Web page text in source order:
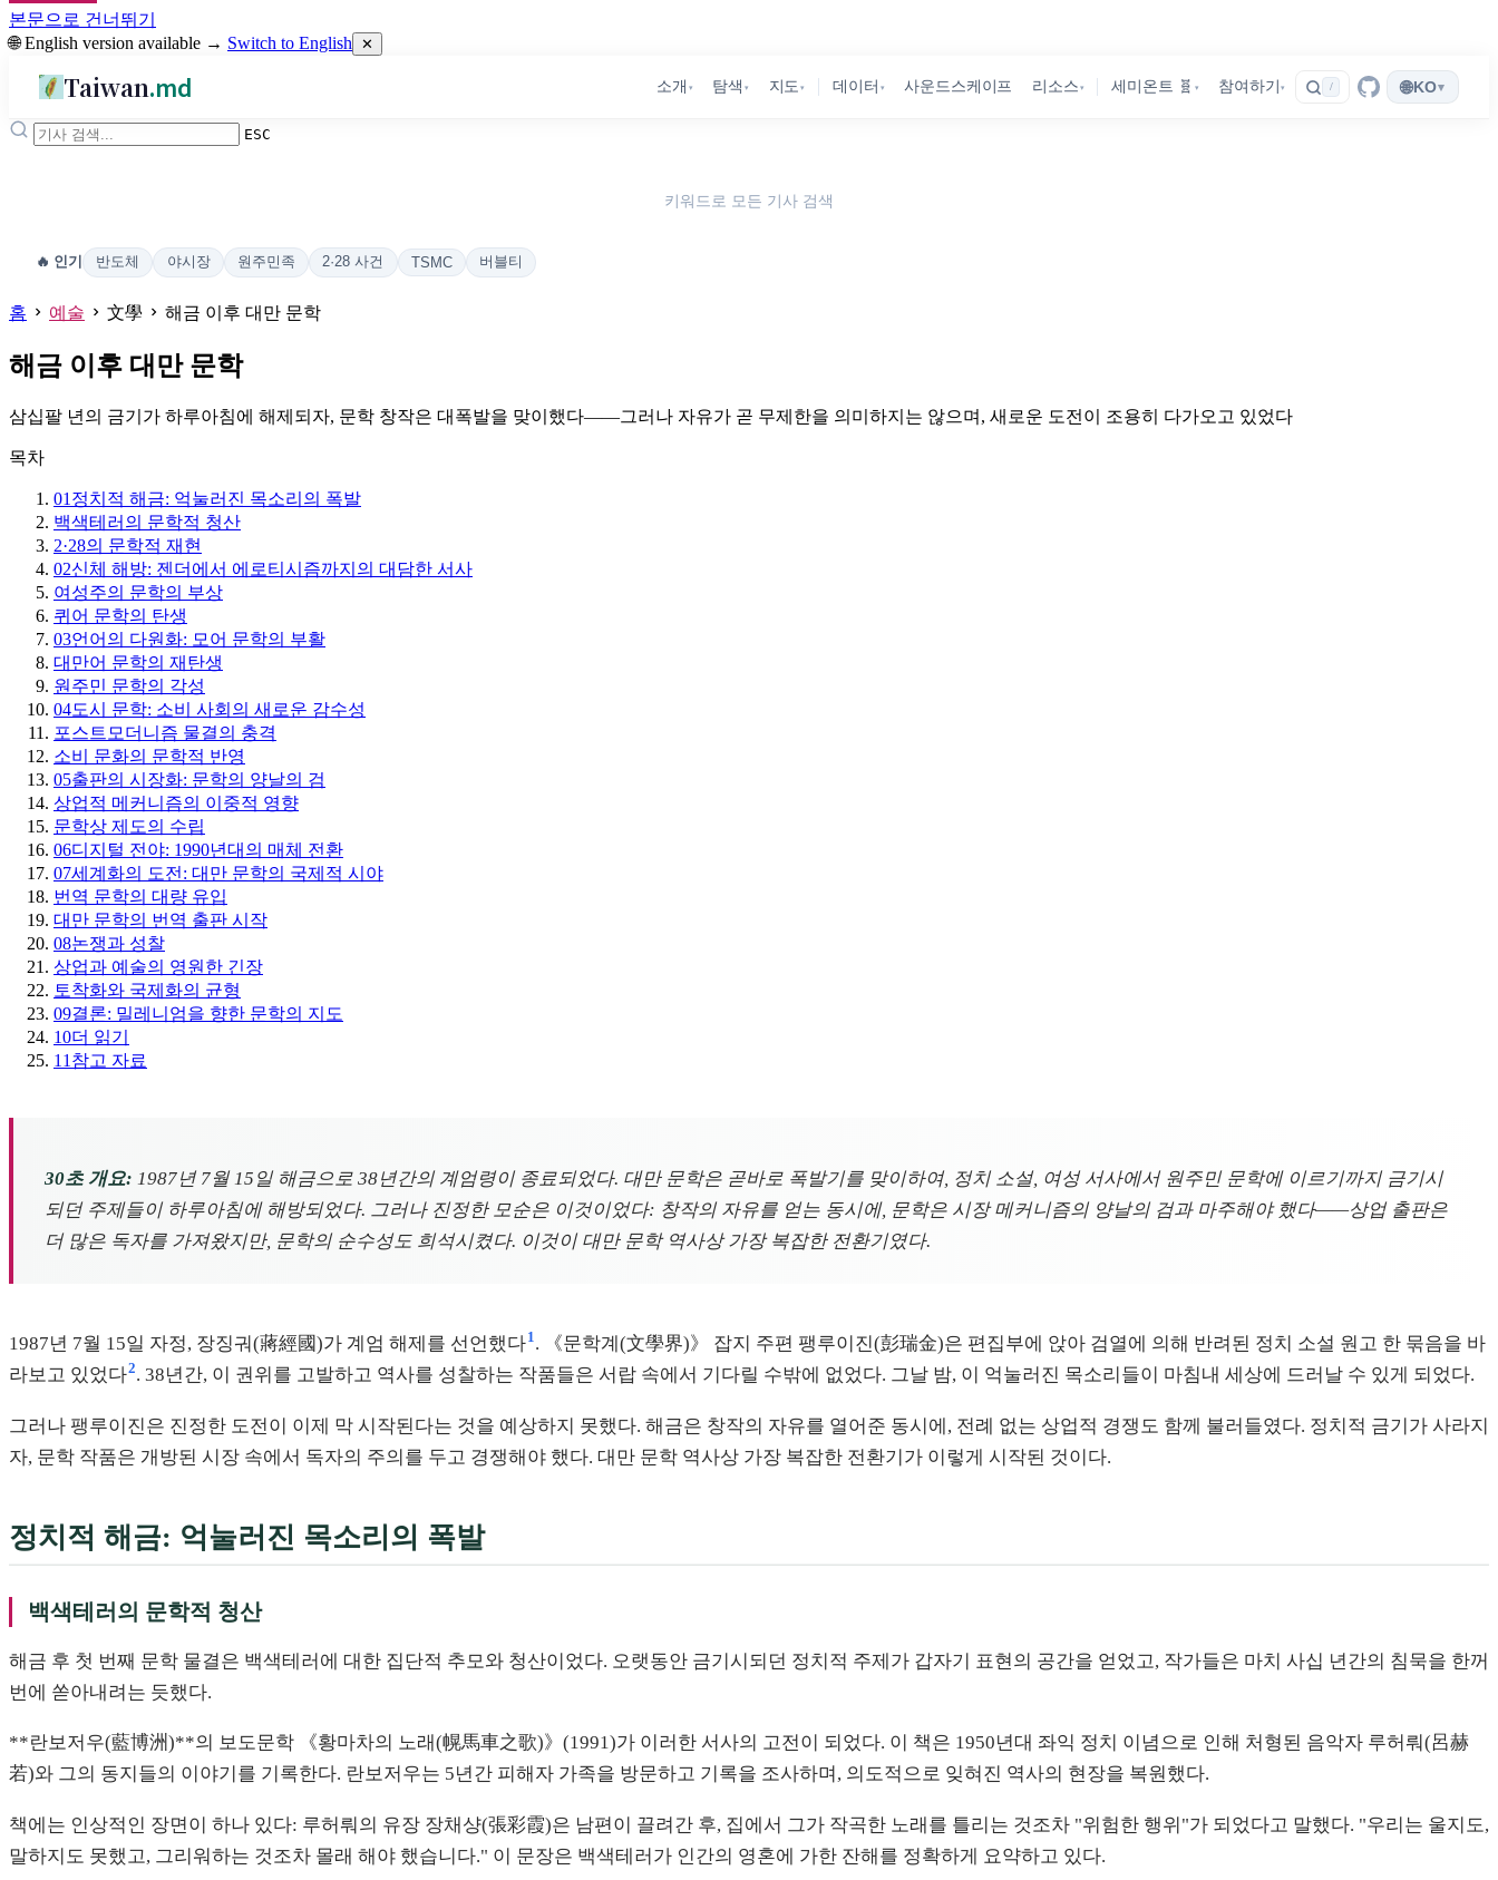
본문으로 건너뛰기
🌐 English version available → Switch to English ✕
Taiwan.md 소개 ▾ 탐색 ▾ 지도 ▾ 데이터 ▾ 사운드스케이프 리소스 ▾ 세미온트 🧬 ▾ 참여하기 ▾ / 🌐KO▾
ESC
키워드로 모든 기사 검색
🔥 인기 반도체 야시장 원주민족 2·28 사건 TSMC 버블티
홈 예술 文學 해금 이후 대만 문학
해금 이후 대만 문학
삼십팔 년의 금기가 하루아침에 해제되자, 문학 창작은 대폭발을 맞이했다——그러나 자유가 곧 무제한을 의미하지는 않으며, 새로운 도전이 조용히 다가오고 있었다
목차
01 정치적 해금: 억눌러진 목소리의 폭발
백색테러의 문학적 청산
2·28의 문학적 재현
02신체 해방: 젠더에서 에로티시즘까지의 대담한 서사
여성주의 문학의 부상
퀴어 문학의 탄생
03언어의 다원화: 모어 문학의 부활
대만어 문학의 재탄생
원주민 문학의 각성
04도시 문학: 소비 사회의 새로운 감수성
포스트모더니즘 물결의 충격
소비 문화의 문학적 반영
05출판의 시장화: 문학의 양날의 검
상업적 메커니즘의 이중적 영향
문학상 제도의 수립
06디지털 전야: 1990년대의 매체 전환
07세계화의 도전: 대만 문학의 국제적 시야
번역 문학의 대량 유입
대만 문학의 번역 출판 시작
08논쟁과 성찰
상업과 예술의 영원한 긴장
토착화와 국제화의 균형
09결론: 밀레니엄을 향한 문학의 지도
10더 읽기
11 참고 자료
30초 개요: 1987년 7월 15일 해금으로 38년간의 계엄령이 종료되었다. 대만 문학은 곧바로 폭발기를 맞이하여, 정치 소설, 여성 서사에서 원주민 문학에 이르기까지 금기시
되던 주제들이 하루아침에 해방되었다. 그러나 진정한 모순은 이것이었다: 창작의 자유를 얻는 동시에, 문학은 시장 메커니즘의 양날의 검과 마주해야 했다——상업 출판은
더 많은 독자를 가져왔지만, 문학의 순수성도 희석시켰다. 이것이 대만 문학 역사상 가장 복잡한 전환기였다.
1987년 7월 15일 자정, 장징궈(蔣經國)가 계엄 해제를 선언했다1. 《문학계(文學界)》 잡지 주편 팽루이진(彭瑞金)은 편집부에 앉아 검열에 의해 반려된 정치 소설 원고 한 묶음을 바
라보고 있었다2. 38년간, 이 권위를 고발하고 역사를 성찰하는 작품들은 서랍 속에서 기다릴 수밖에 없었다. 그날 밤, 이 억눌러진 목소리들이 마침내 세상에 드러날 수 있게 되었다.
그러나 팽루이진은 진정한 도전이 이제 막 시작된다는 것을 예상하지 못했다. 해금은 창작의 자유를 열어준 동시에, 전례 없는 상업적 경쟁도 함께 불러들였다. 정치적 금기가 사라지
자, 문학 작품은 개방된 시장 속에서 독자의 주의를 두고 경쟁해야 했다. 대만 문학 역사상 가장 복잡한 전환기가 이렇게 시작된 것이다.
정치적 해금: 억눌러진 목소리의 폭발
백색테러의 문학적 청산
해금 후 첫 번째 문학 물결은 백색테러에 대한 집단적 추모와 청산이었다. 오랫동안 금기시되던 정치적 주제가 갑자기 표현의 공간을 얻었고, 작가들은 마치 사십 년간의 침묵을 한꺼
번에 쏟아내려는 듯했다.
**란보저우(藍博洲)**의 보도문학 《황마차의 노래(幌馬車之歌)》(1991)가 이러한 서사의 고전이 되었다. 이 책은 1950년대 좌익 정치 이념으로 인해 처형된 음악자 루허뤄(呂赫
若)와 그의 동지들의 이야기를 기록한다. 란보저우는 5년간 피해자 가족을 방문하고 기록을 조사하며, 의도적으로 잊혀진 역사의 현장을 복원했다.
책에는 인상적인 장면이 하나 있다: 루허뤄의 유장 장채샹(張彩霞)은 남편이 끌려간 후, 집에서 그가 작곡한 노래를 틀리는 것조차 "위험한 행위"가 되었다고 말했다. "우리는 울지도,
말하지도 못했고, 그리워하는 것조차 몰래 해야 했습니다." 이 문장은 백색테러가 인간의 영혼에 가한 잔해를 정확하게 요약하고 있다.